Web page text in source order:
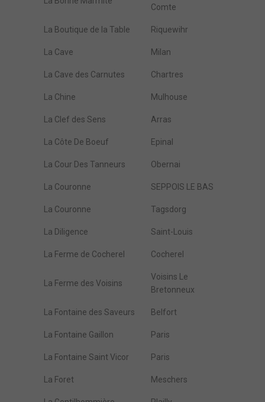
Comte
La Boutique de la Table Riquewihr
La Cave Milan
La Cave des Carnutes Chartres
La Chine Mulhouse
La Clef des Sens Arras
La Côte De Boeuf Epinal
La Cour Des Tanneurs Obernai
La Couronne SEPPOIS LE BAS
La Couronne Tagsdorg
La Diligence Saint-Louis
La Ferme de Cocherel Cocherel
La Ferme des Voisins
Voisins Le
Bretonneux
La Fontaine des Saveurs Belfort
La Fontaine Gaillon Paris
La Fontaine Saint Vicor Paris
La Foret Meschers